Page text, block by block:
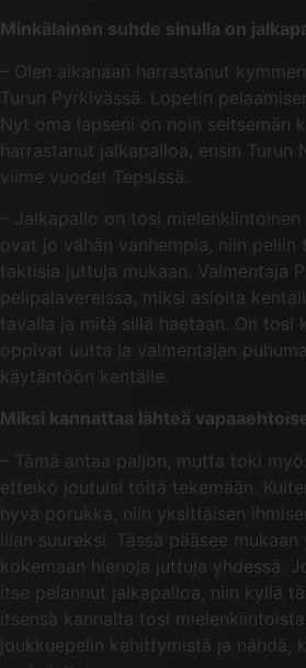
Minkälainen suhde sinulla on
– Olen aikanaan harrastanut
Turun Pyrkivässä. Lopetin
Nyt oma lapseni on noin seitsemän
harrastanut jalkapalloa, ensin Turun
viime vuodet Tepsissä.
– Jalkapallo on tosi
ovat jo vähän vanhempia, niin peliin
taktisia juttuja mukaan. Valmentaja
pelipalavereissa, miksi asioita
tavalla ja mitä sillä haetaan. On tosi
oppivat uutta ja valmentajan
käytäntöön kentälle.
Miksi kannattaa lähteä
– Tämä antaa paljon, mutta toki
etteikö joutuisi töitä tekemään.
hyvä porukka, niin yksittäisen
liian suureksi. Tässä pääsee
kokemaan hienoja juttuja yhdessä.
itse pelannut jalkapalloa, niin kyllä
itsensä kannalta tosi
joukkuepelin kehittymistä ja nähdä,